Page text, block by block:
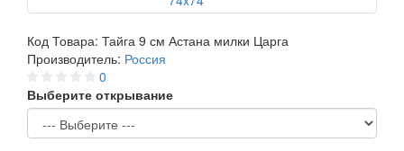
Код Товара: Тайга 9 см Астана милки Царга
Производитель: Россия
0
Выберите открывание